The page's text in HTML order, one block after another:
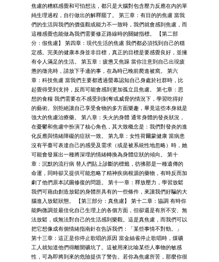
焦慮的糟糕感覺和可怕想法，都只是大腦對包含壓力反應在內的單
純生理過程，自行做出的解釋罷了。 第三章：有目的的焦慮 當我
們的生活與我們的價值觀或能力不一致時，我們就會感到焦慮，而
這種感覺也能做為我們需要修正路線時的關鍵指標。 【第二部
分：假焦慮】 第四章：現代生活的焦慮 我們都必須找到自己的穩
定感。完美的健康本身並非目標，真正的目標是要感覺良好，並擁
有令人滿足的生活。 第五章：疲憊又焦躁 當你注意到自己出現疲
憊的徵兆時，請放下手邊的事，在為時已晚前爬進被窩。 第六
章：科技焦慮 當我們主要都透過螢幕認知自己身處於社群時，比
起覺得受到支持，反而可能會感到更加孤立且焦慮。 第七章：思
想的食糧 我們需要在不感受到剝奪或威脅的情況下，學習吃得好
的藝術。別拒絕讓自己享受食物的多方面樂趣，畢竟這些本身就是
強大的焦慮治療藥。 第八章：失火的身體 通常身體的發炎狀況，
在憂鬱和焦慮中扮演了核心角色，其大致概念是：我們對發炎的進
化反應與情緒障礙的症狀一致。 第九章：女性荷爾蒙健康 當病患
沒有平臺可表達自己的感受及需求（或是被系統性地忽略）時，她
可能會發展出一種將深埋的情緒轉換為身體症狀的傾向。 第十
章：沉默的流行病 替人們貼上診斷的標籤，彷彿那是一種遺傳的
命運，同時卻又提供可能忽略了精神疾病根源的藥物，有時反而加
劇了他們原本試圖修復的問題。 第十一章：釋放壓力，學習放鬆
我們可藉由創造放鬆的身體所具有的一些條件，來讓我們好騙的大
腦進入放鬆狀態。 【第三部分：真焦慮】 第十二章：協調 有時你
能夠微調並最佳化自己生理上的各個方面，但卻還是有所不安、無
法放鬆，或無法對自己的生活感到樂觀。這是真焦慮，而我們可以
把它想像成有個情緒指南針在告訴我們：「某些事情不對勁。」
第十三章：這正是你停止歌唱的原因 當金絲雀停止歌唱時，煤礦
工人就知道他們得離開礦坑了。這被用來比喻某些人事物的敏感
性，可為即將到來的危險提供了警告。若你為焦慮所苦，那麼你很